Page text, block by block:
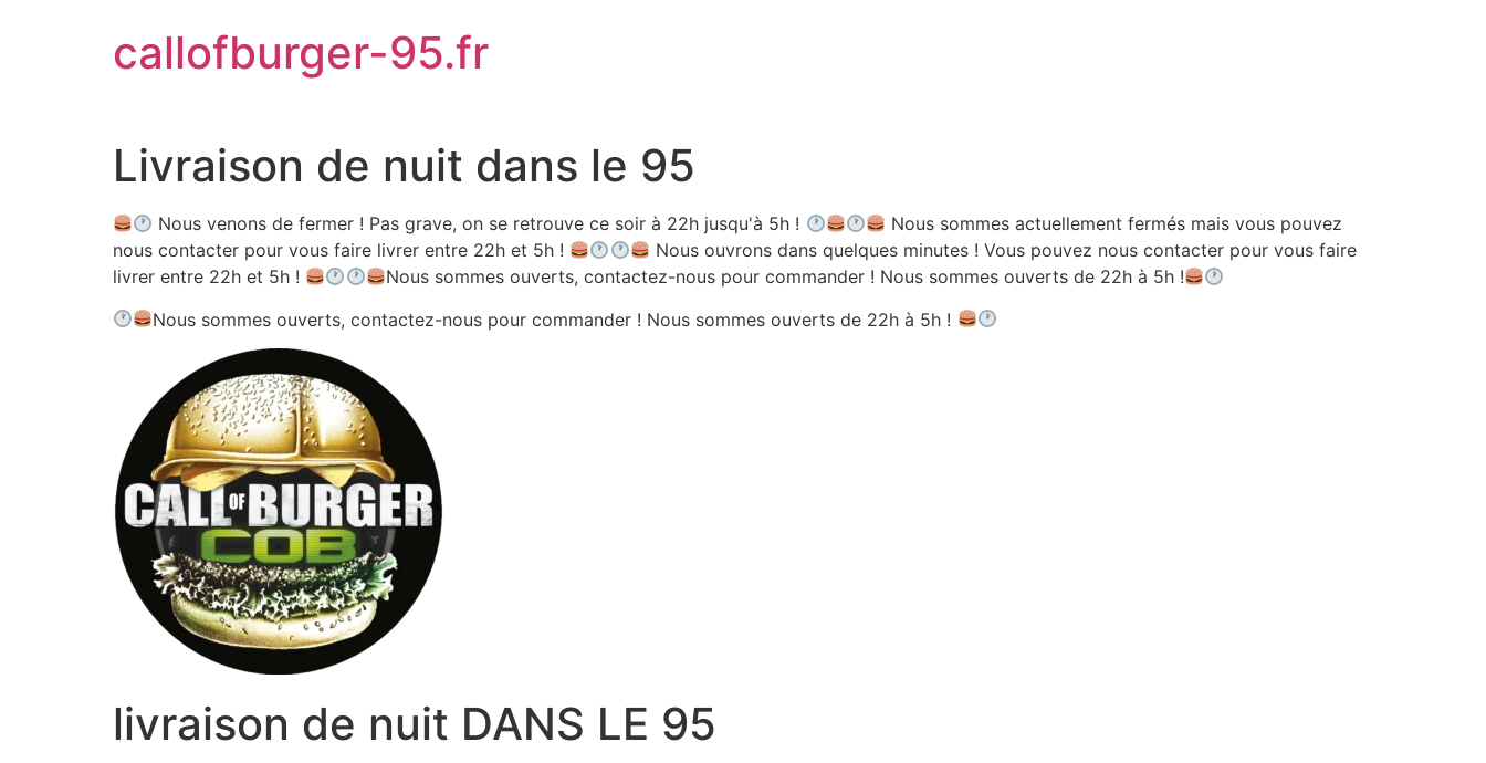
callofburger-95.fr
Livraison de nuit dans le 95
Nous venons de fermer ! Pas grave, on se retrouve ce soir à 22h jusqu'à 5h !
Nous sommes actuellement fermés mais vous pouvez
nous contacter pour vous faire livrer entre 22h et 5h !
Nous ouvrons dans quelques minutes ! Vous pouvez nous contacter pour vous faire
livrer entre 22h et 5h !
Nous sommes ouverts, contactez-nous pour commander ! Nous sommes ouverts de 22h à 5h !
Nous sommes ouverts, contactez-nous pour commander ! Nous sommes ouverts de 22h à 5h !
livraison de nuit DANS LE 95